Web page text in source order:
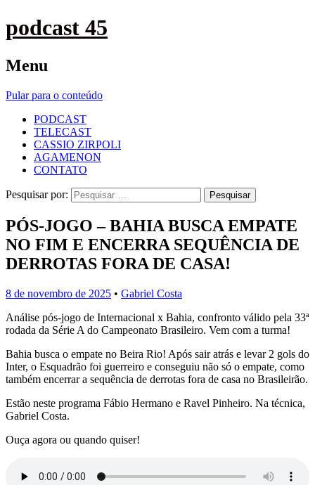
podcast 45
Menu
Pular para o conteúdo
PODCAST
TELECAST
CASSIO ZIRPOLI
AGAMENON
CONTATO
Pesquisar por:
PÓS-JOGO – BAHIA BUSCA EMPATE
NO FIM E ENCERRA SEQUÊNCIA DE
DERROTAS FORA DE CASA!
8 de novembro de 2025 • Gabriel Costa
Análise pós-jogo de Internacional x Bahia, confronto válido pela 33ª
rodada da Série A do Campeonato Brasileiro. Vem com a turma!
Bahia busca o empate no Beira Rio! Após sair atrás e levar 2 gols do
Inter, o Esquadrão foi guerreiro e conseguiu não só o empate, como
também encerrar a sequência de derrotas fora de casa no Brasileirão.
Estão neste programa Fábio Hermano e Ravel Pinheiro. Na técnica,
Gabriel Costa.
Ouça agora ou quando quiser!